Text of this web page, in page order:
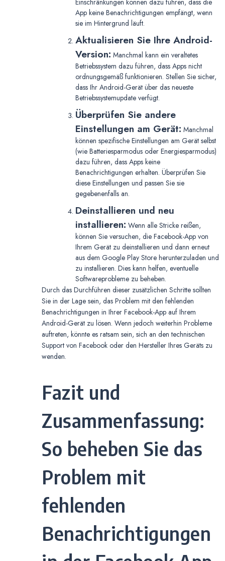
Einschränkungen können dazu führen, dass die
App keine Benachrichtigungen empfängt, wenn
sie im Hintergrund läuft.
Aktualisieren Sie Ihre Android-
Version: Manchmal kann ein veraltetes
Betriebssystem dazu führen, dass Apps nicht
ordnungsgemäß funktionieren. Stellen Sie sicher,
dass Ihr Android-Gerät über das neueste
Betriebssystemupdate verfügt.
Überprüfen Sie andere
Einstellungen am Gerät: Manchmal
können spezifische Einstellungen am Gerät selbst
(wie Batteriesparmodus oder Energiesparmodus)
dazu führen, dass Apps keine
Benachrichtigungen erhalten. Überprüfen Sie
diese Einstellungen und passen Sie sie
gegebenenfalls an.
Deinstallieren und neu
installieren: Wenn alle Stricke reißen,
können Sie versuchen, die Facebook-App von
Ihrem Gerät zu deinstallieren und dann erneut
aus dem Google Play Store herunterzuladen und
zu installieren. Dies kann helfen, eventuelle
Softwareprobleme zu beheben.
Durch das Durchführen dieser zusätzlichen Schritte sollten
Sie in der Lage sein, das Problem mit den fehlenden
Benachrichtigungen in Ihrer Facebook-App auf Ihrem
Android-Gerät zu lösen. Wenn jedoch weiterhin Probleme
auftreten, könnte es ratsam sein, sich an den technischen
Support von Facebook oder den Hersteller Ihres Geräts zu
wenden.
Fazit und
Zusammenfassung:
So beheben Sie das
Problem mit
fehlenden
Benachrichtigungen